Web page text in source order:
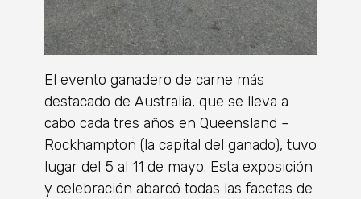
El evento ganadero de carne más
destacado de Australia, que se lleva a
cabo cada tres años en Queensland –
Rockhampton (la capital del ganado), tuvo
lugar del 5 al 11 de mayo. Esta exposición
y celebración abarcó todas las facetas de